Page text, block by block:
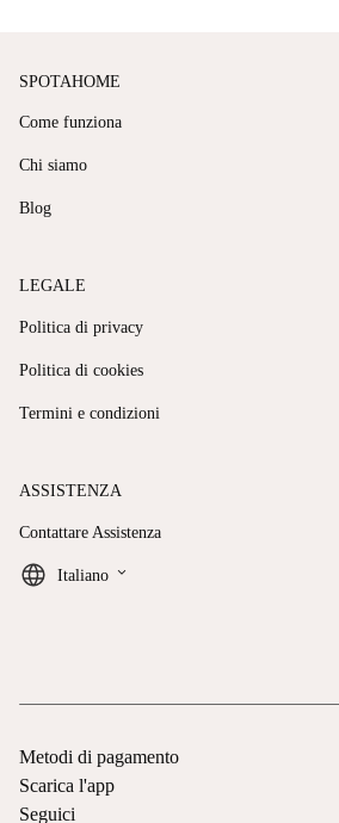
SPOTAHOME
Come funziona
Chi siamo
Blog
LEGALE
Politica di privacy
Politica di cookies
Termini e condizioni
ASSISTENZA
Contattare Assistenza
Italiano keyboard_arrow_down
Metodi di pagamento
Scarica l'app
Seguici